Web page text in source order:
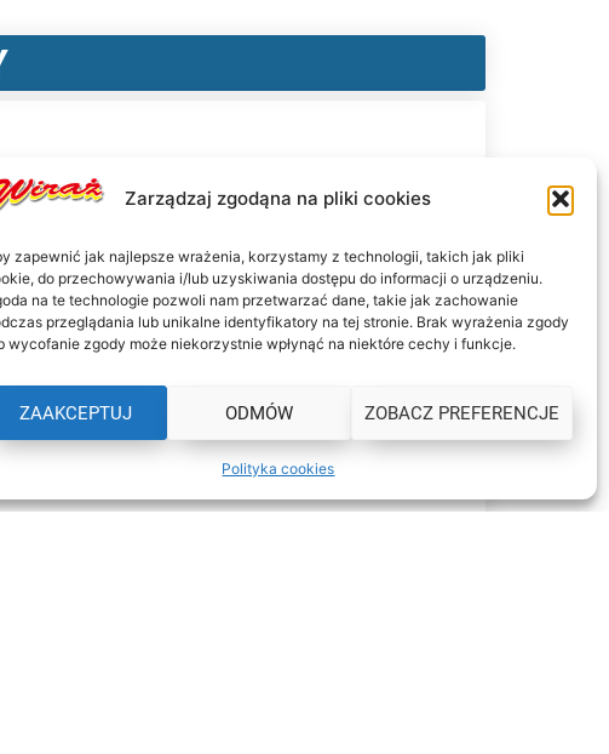
Zarządzaj zgodąna na pliki cookies
zapewnić jak najlepsze wrażenia, korzystamy z technologii, takich jak pliki
do przechowywania i/lub uzyskiwania dostępu do informacji o urządzeniu.
na te technologie pozwoli nam przetwarzać dane, takie jak zachowanie
przeglądania lub unikalne identyfikatory na tej stronie. Brak wyrażenia zgody
wycofanie zgody może niekorzystnie wpłynąć na niektóre cechy i funkcje.
ZAAKCEPTUJ ODMÓW ZOBACZ PREFERENCJE
Polityka cookies
UL. KASZTELAŃSKA 6
Szkolenia Kierowców Wiraż
ZAREJESTRUJ SIĘ